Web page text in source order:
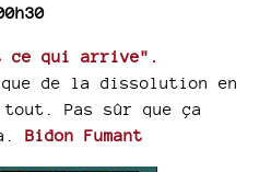
ce qui arrive".
de la dissolution en
Pas sûr que ça
Bidon Fumant